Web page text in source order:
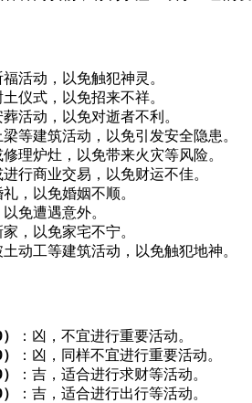
福活动，以免触犯神灵。
土仪式，以免招来不祥。
葬活动，以免对逝者不利。
梁等建筑活动，以免引发安全隐患。
理炉灶，以免带来火灾等风险。
进行商业交易，以免财运不佳。
礼，以免婚姻不顺。
免遭遇意外。
家，以免家宅不宁。
土动工等建筑活动，以免触犯地神。
：凶，不宜进行重要活动。
：凶，同样不宜进行重要活动。
：吉，适合进行求财等活动。
：吉，适合进行出行等活动。